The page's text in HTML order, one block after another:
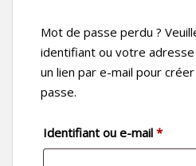
Mot de passe perdu ? Veuillez saisir votre
identifiant ou votre
un lien par e-mail pour
passe.
Identifiant ou e-mail *